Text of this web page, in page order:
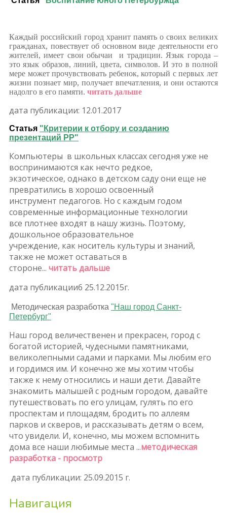
Каждый российский город хранит память о своих великих
гражданах, повествует об основном виде деятельности его
жителей, имеет свои обычаи и традиции. Язык города –
это язык образов, линий, цвета, символов. И это в полной
мере может прочувствовать ребенок, который с первых лет
жизни познает мир, получает впечатления, и они остаются
надолго в его памяти. читать дальше
дата публикации: 12.01.2017
Статья "Критерии к отбору и созданию
презентаций РР"
Компьютеры в школьных классах сегодня уже не
воспринимаются как нечто редкое,
экзотическое, однако в детском саду они еще не
превратились в хорошо освоенный
инструмент педагогов. Но с каждым годом
современные информационные технологии
все плотнее входят в нашу жизнь. Поэтому,
дошкольное образовательное
учреждение, как носитель культуры и знаний,
также не может оставаться в
стороне... читать дальше
дата публикации6 25.12.2015г.
Методическая разработка "Наш город Санкт-
Петербург"
Наш город величественен и прекрасен, город с
богатой историей, чудесными памятниками,
великолепными садами и парками. Мы любим его
и гордимся им. И конечно же мы хотим чтобы
также к нему относились и наши дети. Давайте
знакомить малышей с родным городом, давайте
путешествовать по его улицам, гулять по его
проспектам и площадям, бродить по аллеям
парков и скверов, и рассказывать детям о всем,
что увидели. И, конечно, мы можем вспомнить
дома все наши любимые места ...методическая
разработка - просмотр
дата публикации: 25.09.2015 г.
Навигация